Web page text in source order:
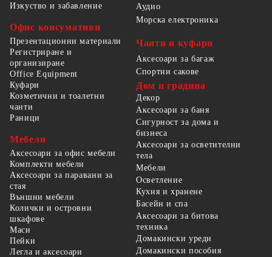
Изкуство и забавление
Офис консумативи
Презентационни материали
Регистриране и
организиране
Office Equipment
Аудио
Морска електроника
Чанти и куфари
Аксесоари за багаж
Спортни сакове
Куфари
Козметични и тоалетни
чанти
Раници
Мебели
Аксесоари за офис мебели
Комплекти мебели
Аксесоари за паравани за
стая
Външни мебели
Колички и островни
шкафове
Маси
Пейки
Легла и аксесоари
Дом и градина
Декор
Аксесоари за баня
Сигурност за дома и
бизнеса
Аксесоари за осветителни
тела
Мебели
Осветление
Кухня и хранене
Басейн и спа
Аксесоари за битова
техника
Домакински уреди
Домакински пособия